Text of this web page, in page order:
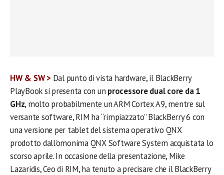
HW & SW > Dal punto di vista hardware, il BlackBerry
PlayBook si presenta con un processore dual core da 1
GHz, molto probabilmente un ARM Cortex A9, mentre sul
versante software, RIM ha “rimpiazzato” BlackBerry 6 con
una versione per tablet del sistema operativo QNX
prodotto dall’omonima QNX Software System acquistata lo
scorso aprile. In occasione della presentazione, Mike
Lazaridis, Ceo di RIM, ha tenuto a precisare che il BlackBerry